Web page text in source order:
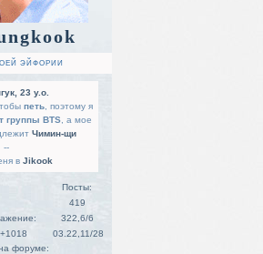
ЭЙФОРИИ
23 y.o.
петь , поэтому я
группы BTS , а мое
Чимин-щи
--
в Jikook
+1018
Посты:
419
322,6/6
03.22,11/28
форуме: